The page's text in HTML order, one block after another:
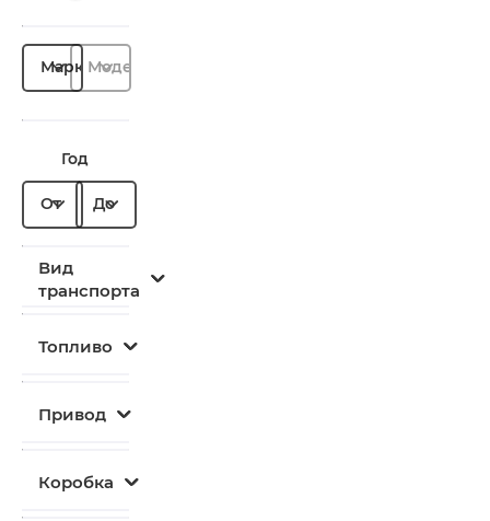
МаркаМодель
Год
От До
Вид
транспорта
Топливо
Привод
Коробка